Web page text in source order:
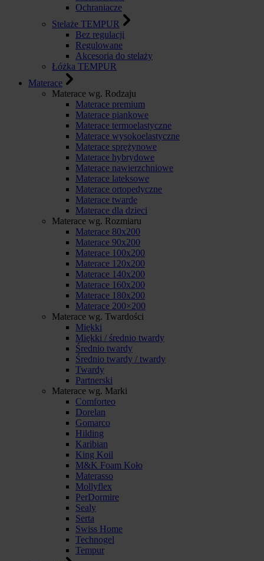
Ochraniacze
Stelaże TEMPUR
Bez regulacji
Regulowane
Akcesoria do stelaży
Łóżka TEMPUR
Materace
Materace wg. Rodzaju
Materace premium
Materace piankowe
Materace termoelastyczne
Materace wysokoelastyczne
Materace sprężynowe
Materace hybrydowe
Materace nawierzchniowe
Materace lateksowe
Materace ortopedyczne
Materace twarde
Materace dla dzieci
Materace wg. Rozmiaru
Materace 80x200
Materace 90x200
Materace 100x200
Materace 120x200
Materace 140x200
Materace 160x200
Materace 180x200
Materace 200×200
Materace wg. Twardości
Miękki
Miękki / średnio twardy
Średnio twardy
Średnio twardy / twardy
Twardy
Partnerski
Materace wg. Marki
Comforteo
Dorelan
Gomarco
Hilding
Karibian
King Koil
M&K Foam Koło
Materasso
Mollyflex
PerDormire
Sealy
Serta
Swiss Home
Technogel
Tempur